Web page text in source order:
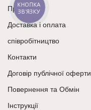
Пресцентр
Доставка і оплата
співробітництво
Контакти
Договір публічної оферти
Повернення та Обмін
Інструкції
КНОПКА
ЗВ'ЯЗКУ